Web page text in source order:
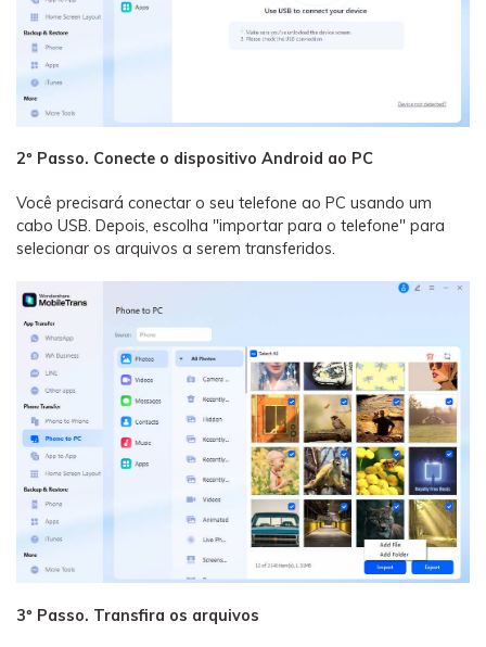
2º Passo. Conecte o dispositivo Android ao PC
Você precisará conectar o seu telefone ao PC usando um
cabo USB. Depois, escolha "importar para o telefone" para
selecionar os arquivos a serem transferidos.
3º Passo. Transfira os arquivos